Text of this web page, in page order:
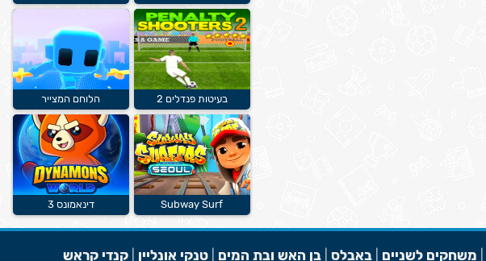
בעיטות פנדלים 2 הלוחם המצייר
Subway Surf דינאמונס 3
משחקים לשניים באבלס בן האש ובת המים טנקי אונליין קנדי קראש